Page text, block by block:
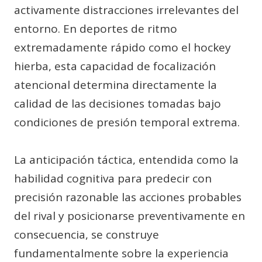
activamente distracciones irrelevantes del
entorno. En deportes de ritmo
extremadamente rápido como el hockey
hierba, esta capacidad de focalización
atencional determina directamente la
calidad de las decisiones tomadas bajo
condiciones de presión temporal extrema.
La anticipación táctica, entendida como la
habilidad cognitiva para predecir con
precisión razonable las acciones probables
del rival y posicionarse preventivamente en
consecuencia, se construye
fundamentalmente sobre la experiencia